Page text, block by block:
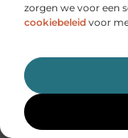
zorgen we voor een
cookiebeleid voor
Industrieel